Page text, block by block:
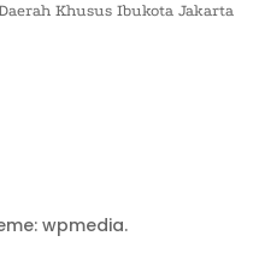
Khusus Ibukota Jakarta
wpmedia.